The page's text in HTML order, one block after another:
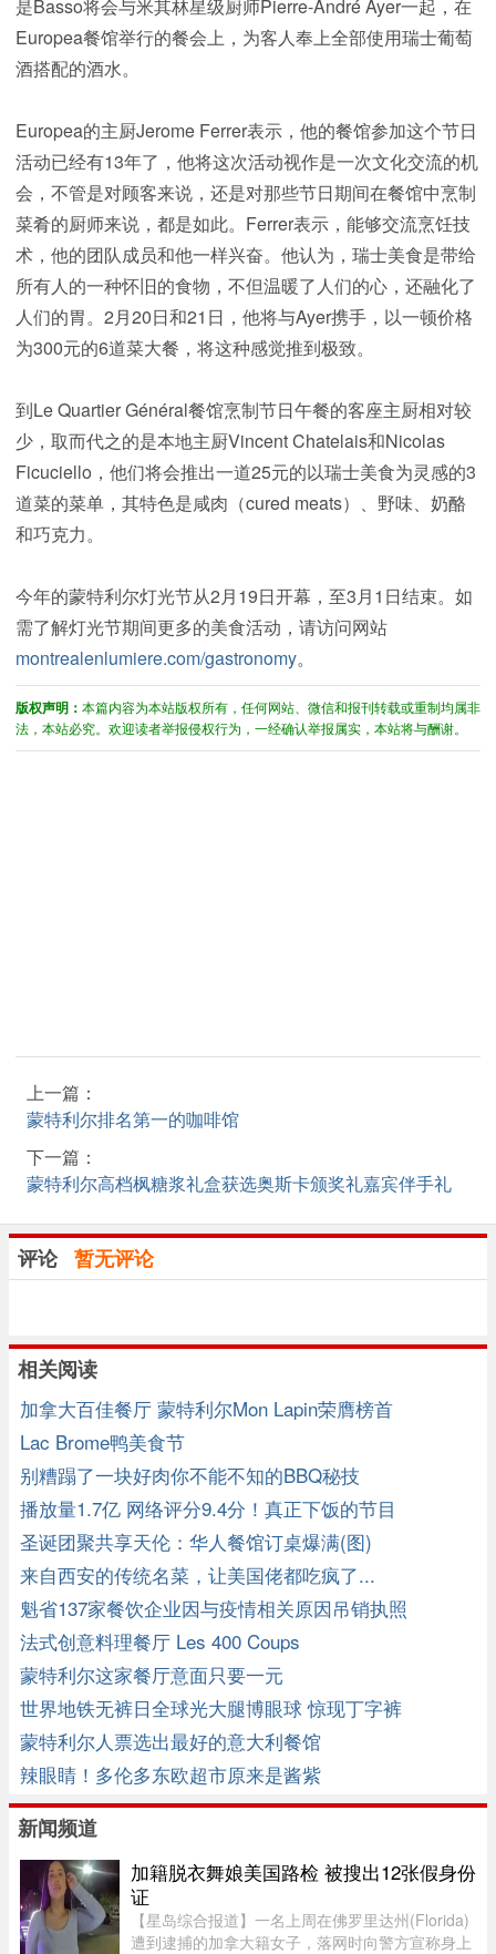
是Basso将会与米其林星级厨师Pierre-André Ayer一起，在
Europea餐馆举行的餐会上，为客人奉上全部使用瑞士葡萄
酒搭配的酒水。
Europea的主厨Jerome Ferrer表示，他的餐馆参加这个节日
活动已经有13年了，他将这次活动视作是一次文化交流的机
会，不管是对顾客来说，还是对那些节日期间在餐馆中烹制
菜肴的厨师来说，都是如此。Ferrer表示，能够交流烹饪技
术，他的团队成员和他一样兴奋。他认为，瑞士美食是带给
所有人的一种怀旧的食物，不但温暖了人们的心，还融化了
人们的胃。2月20日和21日，他将与Ayer携手，以一顿价格
为300元的6道菜大餐，将这种感觉推到极致。
到Le Quartier Général餐馆烹制节日午餐的客座主厨相对较
少，取而代之的是本地主厨Vincent Chatelais和Nicolas
Ficuciello，他们将会推出一道25元的以瑞士美食为灵感的3
道菜的菜单，其特色是咸肉（cured meats）、野味、奶酪
和巧克力。
今年的蒙特利尔灯光节从2月19日开幕，至3月1日结束。如
需了解灯光节期间更多的美食活动，请访问网站
montrealenlumiere.com/gastronomy。
版权声明： 本篇内容为本站版权所有，任何网站、微信和报刊转载或重制均属非
法，本站必究。欢迎读者举报侵权行为，一经确认举报属实，本站将与酬谢。
上一篇：
蒙特利尔排名第一的咖啡馆
下一篇：
蒙特利尔高档枫糖浆礼盒获选奥斯卡颁奖礼嘉宾伴手礼
评论 暂无评论
相关阅读
加拿大百佳餐厅 蒙特利尔Mon Lapin荣膺榜首
Lac Brome鸭美食节
别糟蹋了一块好肉你不能不知的BBQ秘技
播放量1.7亿 网络评分9.4分！真正下饭的节目
圣诞团聚共享天伦：华人餐馆订桌爆满(图)
来自西安的传统名菜，让美国佬都吃疯了...
魁省137家餐饮企业因与疫情相关原因吊销执照
法式创意料理餐厅 Les 400 Coups
蒙特利尔这家餐厅意面只要一元
世界地铁无裤日全球光大腿博眼球 惊现丁字裤
蒙特利尔人票选出最好的意大利餐馆
辣眼睛！多伦多东欧超市原来是酱紫
新闻频道
加籍脱衣舞娘美国路检 被搜出12张假身份
证
【星岛综合报道】一名上周在佛罗里达州(Florida)
遭到逮捕的加拿大籍女子，落网时向警方宣称身上